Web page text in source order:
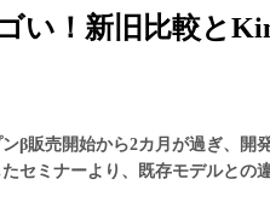
IIFES
TECHNO-FRONTIER
人テク展
VR／AR
フィールドサービス
組み込みモデリング
モビリティ
い！新旧比較と
β販売開始から2カ月が過ぎ、開
セミナーより、既存モデルとの